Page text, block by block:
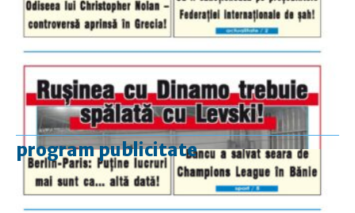
program publicitate
luni-vineri
9.00 - 17.00